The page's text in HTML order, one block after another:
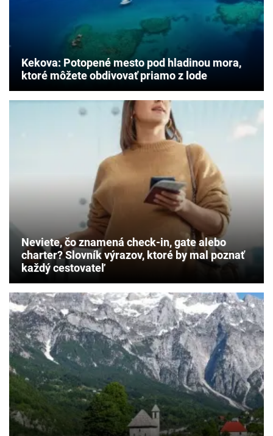
Kekova: Potopené mesto pod hladinou mora,
ktoré môžete obdivovať priamo z lode
Neviete, čo znamená check-in, gate alebo
charter? Slovník výrazov, ktoré by mal poznať
každý cestovateľ